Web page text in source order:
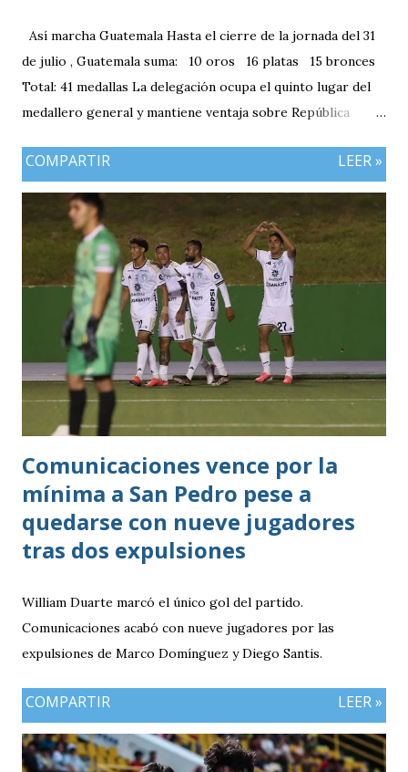
Así marcha Guatemala Hasta el cierre de la jornada del 31
de julio , Guatemala suma: 10 oros 16 platas 15 bronces
Total: 41 medallas La delegación ocupa el quinto lugar del
medallero general y mantiene ventaja sobre República
plata, aunque ambos países registran el mismo número de
oros (10).
COMPARTIR LEER »
Comunicaciones vence por la
mínima a San Pedro pese a
quedarse con nueve jugadores
tras dos expulsiones
William Duarte marcó el único gol del partido.
Comunicaciones acabó con nueve jugadores por las
expulsiones de Marco Domínguez y Diego Santis.
COMPARTIR LEER »